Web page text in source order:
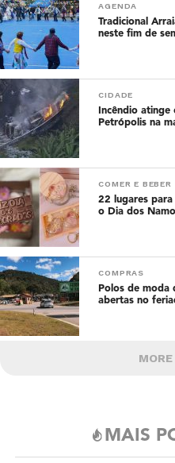
AGENDA
Tradicional
neste fim de
CIDADE
Incêndio atinge
Petrópolis na
COMER E BEBER
22 lugares
o Dia dos
COMPRAS
Polos de
abertas no
MAIS